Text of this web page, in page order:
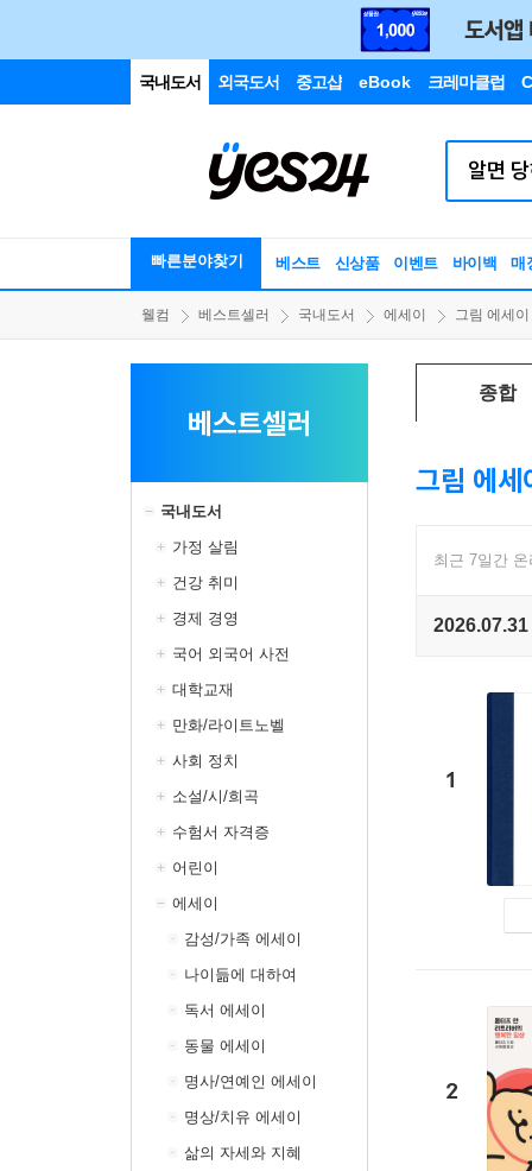
국내도서 외국도서 중고샵 eBook 크레마클럽
빠른분야찾기 베스트 신상품 이벤트 바이백 매
웰컴 베스트셀러 국내도서 에세이 그림 에세이
베스트셀러
국내도서
가정 살림
건강 취미
경제 경영
국어 외국어 사전
대학교재
만화/라이트노벨
사회 정치
소설/시/희곡
수험서 자격증
어린이
에세이
감성/가족 에세이
나이듦에 대하여
독서 에세이
동물 에세이
명사/연예인 에세이
명상/치유 에세이
삶의 자세와 지혜
종합
그림 에세
최근 7일간
1
2